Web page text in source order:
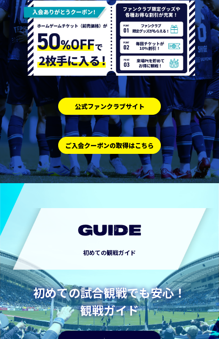
公式ファンクラブサイト
ご入会クーポンの取得はこちら
GUIDE
初めての観戦ガイド
初めての試合観戦でも安心！
観戦ガイド